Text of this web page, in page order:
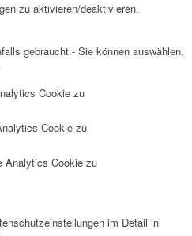
zu aktivieren/deaktivieren.
gebraucht - Sie können auswählen,
Cookie zu
Cookie zu
Analytics Cookie zu
im Detail in